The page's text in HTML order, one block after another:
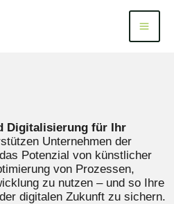
Digitalisierung für Ihr
Unternehmen der
Potenzial von künstlicher
von Prozessen,
zu nutzen – und so Ihre
digitalen Zukunft zu sichern.